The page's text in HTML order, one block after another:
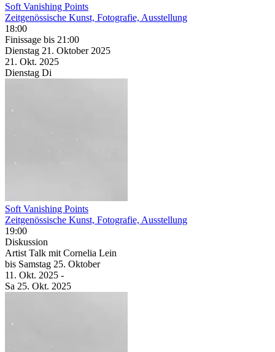
Soft Vanishing Points
Zeitgenössische Kunst, Fotografie, Ausstellung
18:00
Finissage bis 21:00
Dienstag 21. Oktober 2025
21. Okt. 2025
Dienstag Di
Soft Vanishing Points
Zeitgenössische Kunst, Fotografie, Ausstellung
19:00
Diskussion
Artist Talk mit Cornelia Lein
bis Samstag 25. Oktober
11. Okt. 2025 -
Sa 25. Okt. 2025